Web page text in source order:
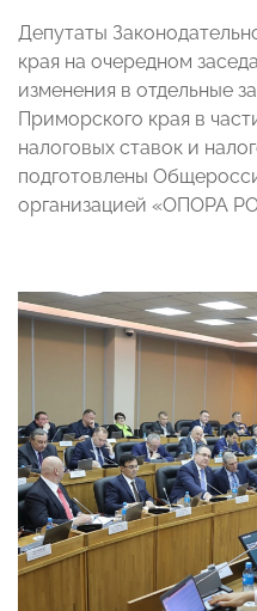
Депутаты
края на очередном
изменения в отдельные
Приморского края в
налоговых ставок и
подготовлены
организацией «ОПОРА